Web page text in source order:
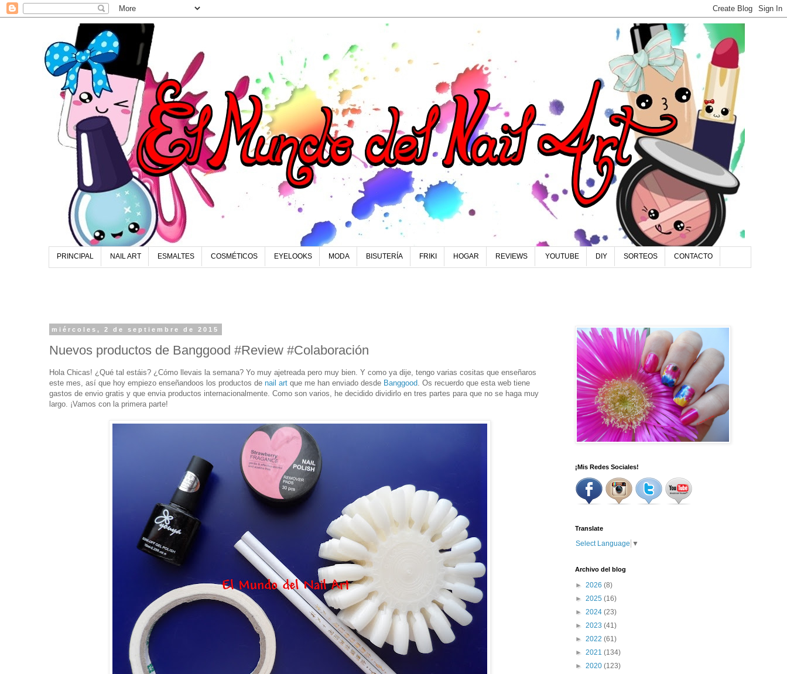
PRINCIPAL NAIL ART ESMALTES COSMÉTICOS EYELOOKS MODA BISUTERÍA FRIKI HOGAR REVIEWS YOUTUBE DIY SORTEOS CONTACTO
miércoles, 2 de septiembre de 2015
Nuevos productos de Banggood #Review #Colaboración
Hola Chicas! ¿Qué tal estáis? ¿Cómo llevais la semana? Yo muy ajetreada pero muy bien. Y como ya dije, tengo varias cositas que enseñaros
este mes, así que hoy empiezo enseñandoos los productos de nail art que me han enviado desde Banggood . Os recuerdo que esta web tiene
gastos de envio gratis y que envia productos internacionalmente. Como son varios, he decidido dividirlo en tres partes para que no se haga muy
largo. ¡Vamos con la primera parte!
¡Mis Redes Sociales!
Translate
Select Language ▼
Archivo del blog
► 2026 (8)
► 2025 (16)
► 2024 (23)
► 2023 (41)
► 2022 (61)
► 2021 (134)
► 2020 (123)